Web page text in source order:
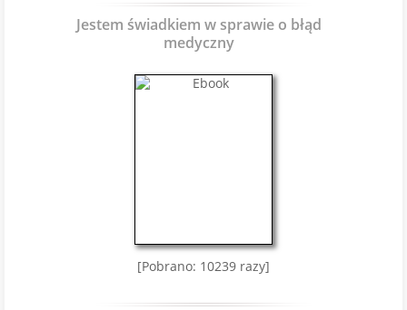
Jestem świadkiem w sprawie o błąd
medyczny
[Pobrano: 10239 razy]